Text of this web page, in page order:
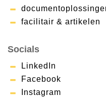
facilitair & artikelen
Socials
LinkedIn
Facebook
Instagram